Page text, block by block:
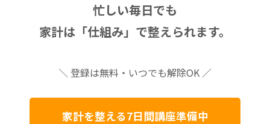
忙しい毎日でも
家計は「仕組み」で整えられます。
＼ 登録は無料・いつでも解除OK ／
家計を整える7日間講座準備中